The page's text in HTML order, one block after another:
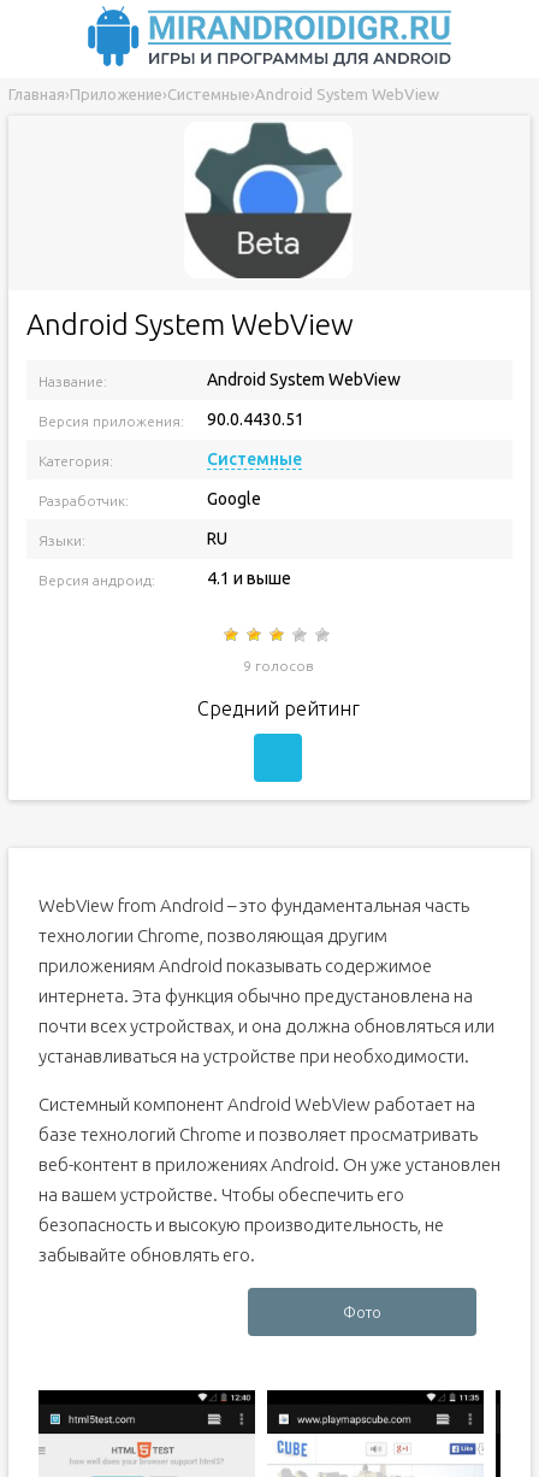
Главная›Приложение›Системные›Android System WebView
Android System WebView
Название: Android System WebView
Версия приложения: 90.0.4430.51
Категория: Системные
Разработчик: Google
Языки: RU
Версия андроид: 4.1 и выше
9 голосов
Средний рейтинг
WebView from Android – это фундаментальная часть
технологии Chrome, позволяющая другим
приложениям Android показывать содержимое
интернета. Эта функция обычно предустановлена на
почти всех устройствах, и она должна обновляться или
устанавливаться на устройстве при необходимости.
Системный компонент Android WebView работает на
базе технологий Chrome и позволяет просматривать
веб-контент в приложениях Android. Он уже установлен
на вашем устройстве. Чтобы обеспечить его
безопасность и высокую производительность, не
забывайте обновлять его.
Фото